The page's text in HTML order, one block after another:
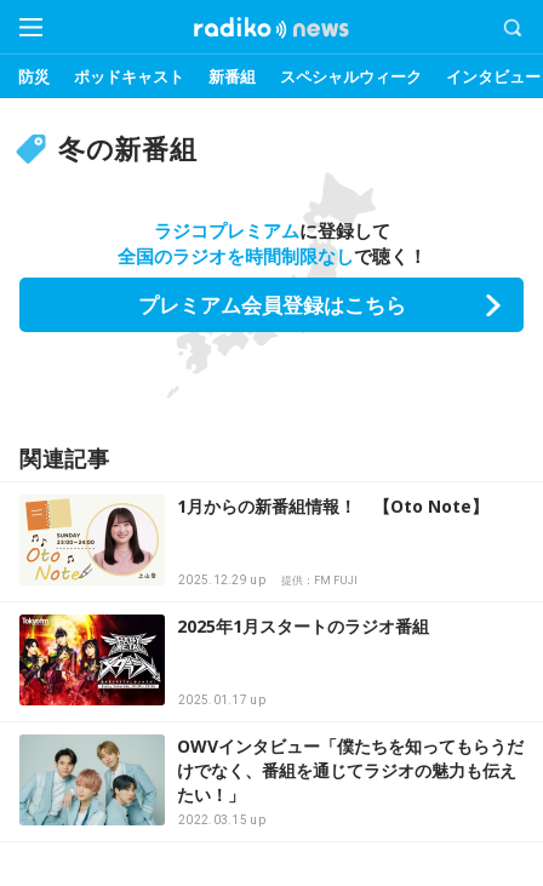
防災 ポッドキャスト 新番組 スペシャルウィーク インタビュー
冬の新番組
ラジコプレミアムに登録して
全国のラジオを時間制限なしで聴く！
プレミアム会員登録はこちら
関連記事
1月からの新番組情報！ 【Oto Note】
2025.12.29 up 提供：FM FUJI
2025年1月スタートのラジオ番組
2025.01.17 up
OWVインタビュー「僕たちを知ってもらうだ
けでなく、番組を通じてラジオの魅力も伝え
たい！」
2022.03.15 up